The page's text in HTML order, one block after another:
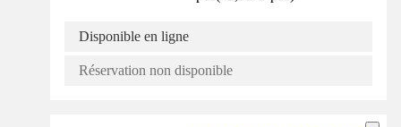
Disponible en ligne
Réservation non disponible